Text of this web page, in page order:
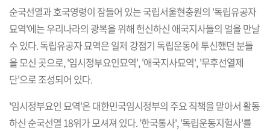
순국선열과 호국영령이 잠들어 있는 국립서울현충원의 '독립유공자
묘역'에는 우리나라의 광복을 위해 헌신하신 애국지사들의 얼을 만날
수 있다. 독립유공자 묘역은 일제 강점기 독립운동에 투신했던 분들
을 모신 곳으로, '임시정부요인묘역', '애국지사묘역', '무후선열제
단'으로 조성되어 있다.
'임시정부요인 묘역'은 대한민국임시정부의 주요 직책을 맡아서 활동
하신 순국선열 18위가 모셔져 있다. '한국통사', '독립운동지헐사'를